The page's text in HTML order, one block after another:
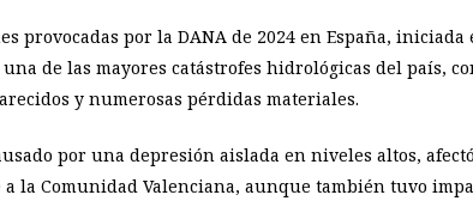
provocadas por la DANA de 2024 en España, iniciada
de las mayores catástrofes hidrológicas del país,
y numerosas pérdidas materiales.
por una depresión aislada en niveles altos, afectó
la Comunidad Valenciana, aunque también tuvo